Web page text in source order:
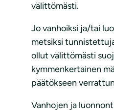
välittömästi.
Jo vanhoiksi ja/tai
metsiksi
ollut välittömästi
kymmenkertainen
päätökseen
Vanhojen ja